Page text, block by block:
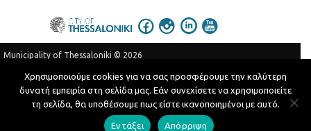
Municipality of Thessaloniki © 2026
Terms of Use
Privacy Policy
Telephone Catalog
MyCompany Projects
Χρησιμοποιούμε cookies για να σας προσφέρουμε την καλύτερη
δυνατή εμπειρία στη σελίδα μας. Εάν συνεχίσετε να χρησιμοποιείτε
τη σελίδα, θα υποθέσουμε πως είστε ικανοποιημένοι με αυτό.
Εντάξει Απόρριψη